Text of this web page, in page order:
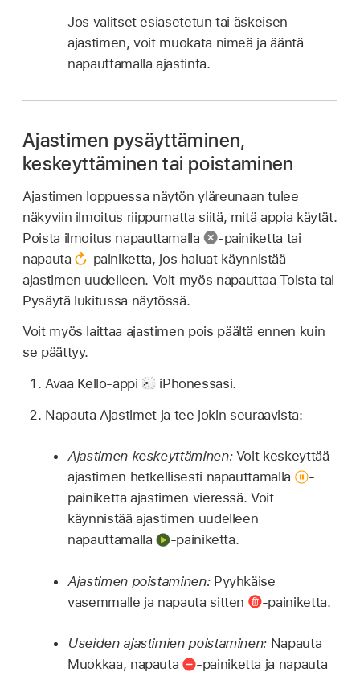
Jos valitset esiasetetun tai äskeisen
ajastimen, voit muokata nimeä ja ääntä
napauttamalla ajastinta.
Ajastimen pysäyttäminen,
keskeyttäminen tai poistaminen
Ajastimen loppuessa näytön yläreunaan tulee
näkyviin ilmoitus riippumatta siitä, mitä appia käytät.
Poista ilmoitus napauttamalla
-painiketta tai
napauta
-painiketta, jos haluat käynnistää
ajastimen uudelleen. Voit myös napauttaa Toista tai
Pysäytä lukitussa näytössä.
Voit myös laittaa ajastimen pois päältä ennen kuin
se päättyy.
Avaa Kello-appi
iPhonessasi.
Napauta Ajastimet ja tee jokin seuraavista:
Ajastimen keskeyttäminen:Voit keskeyttää
ajastimen hetkellisesti napauttamalla
-
painiketta ajastimen vieressä. Voit
käynnistää ajastimen uudelleen
napauttamalla
-painiketta.
Ajastimen poistaminen:Pyyhkäise
vasemmalle ja napauta sitten
-painiketta.
Useiden ajastimien poistaminen: Napauta
Muokkaa, napauta
-painiketta ja napauta